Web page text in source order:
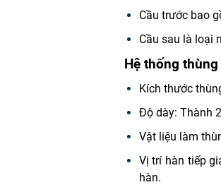
Cầu trước bao
Cầu sau là loại
Hệ thống thùng
Kích thước
Độ dày: Thành
Vật liệu làm
Vị trí hàn tiếp
hàn.